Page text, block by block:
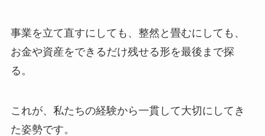
事業を立て直すにしても、整然と畳むにしても、
お金や資産をできるだけ残せる形を最後まで探
る。
これが、私たちの経験から一貫して大切にしてき
た姿勢です。